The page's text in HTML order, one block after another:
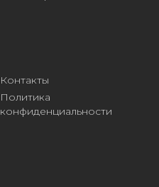
Контакты
Политика
конфиденциальности